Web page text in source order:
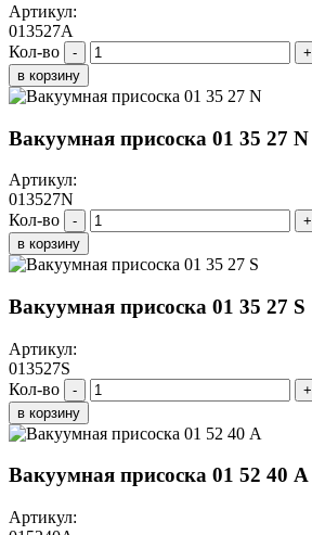
Артикул:
013527A
Кол-во
-
+
в корзину
Вакуумная присоска 01 35 27 N
Артикул:
013527N
Кол-во
-
+
в корзину
Вакуумная присоска 01 35 27 S
Артикул:
013527S
Кол-во
-
+
в корзину
Вакуумная присоска 01 52 40 A
Артикул: